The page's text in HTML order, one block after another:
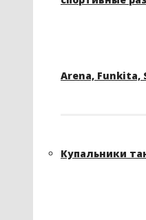
Arena, Funkita,
Купальники